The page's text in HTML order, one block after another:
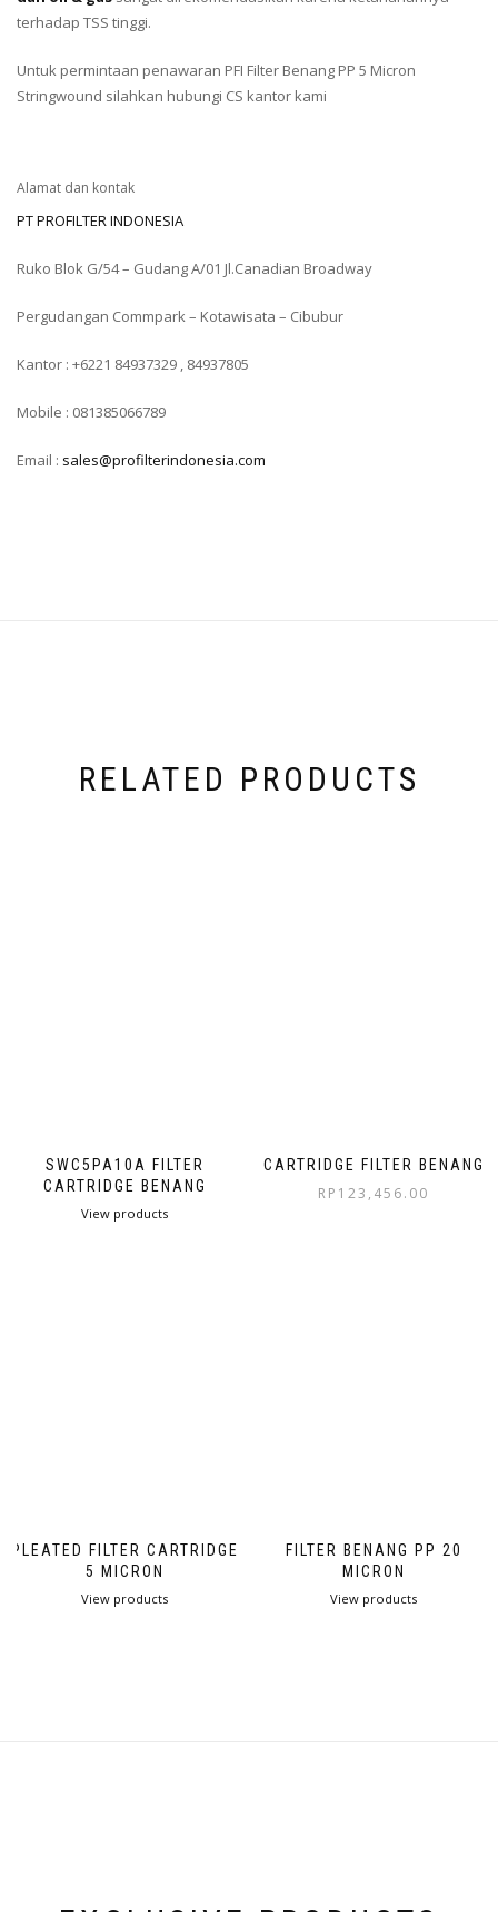
terhadap TSS tinggi.
Untuk permintaan penawaran PFI Filter Benang PP 5 Micron
Stringwound silahkan hubungi CS kantor kami
Alamat dan kontak
PT PROFILTER INDONESIA
Ruko Blok G/54 – Gudang A/01 Jl.Canadian Broadway
Pergudangan Commpark – Kotawisata – Cibubur
Kantor : +6221 84937329 , 84937805
Mobile : 081385066789
Email : sales@profilterindonesia.com
RELATED PRODUCTS
SWC5PA10A FILTER
CARTRIDGE BENANG
View products
CARTRIDGE FILTER BENANG
RP 123,456.00
PLEATED FILTER CARTRIDGE
5 MICRON
View products
FILTER BENANG PP 20
MICRON
View products